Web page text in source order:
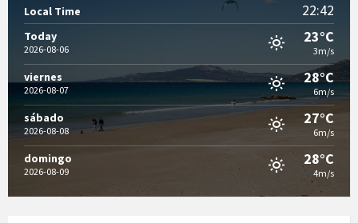
Local Time 22:42
Today
2026-08-06
23°C
3m/s
viernes
2026-08-07
28°C
6m/s
sábado
2026-08-08
27°C
6m/s
domingo
2026-08-09
28°C
4m/s